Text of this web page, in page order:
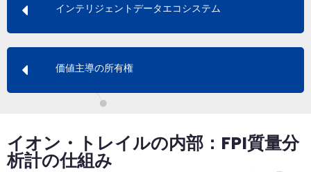
インテリジェントデータエコシステム
価値主導の所有権
イオン・トレイルの内部：FPI質量分
析計の仕組み